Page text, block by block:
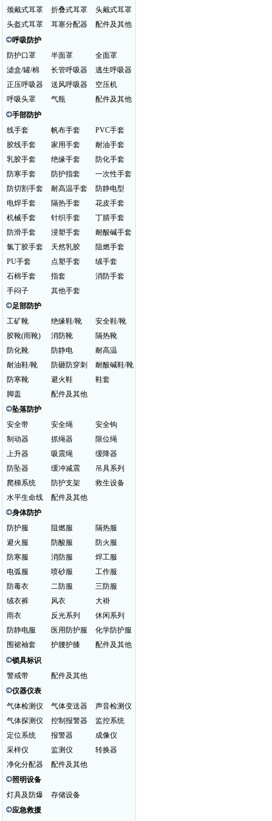
颈戴式耳罩
折叠式耳罩
头戴式耳罩
头盔式耳罩
耳塞分配器
配件及其他
呼吸防护
防护口罩
半面罩
全面罩
滤盒/罐/棉
长管呼吸器
逃生呼吸器
正压呼吸器
送风呼吸器
空压机
呼吸头罩
气瓶
配件及其他
手部防护
线手套
帆布手套
PVC手套
胶线手套
家用手套
耐油手套
乳胶手套
绝缘手套
防化手套
防寒手套
防护指套
一次性手套
防切割手套
耐高温手套
防静电型
电焊手套
隔热手套
花皮手套
机械手套
针织手套
丁腈手套
防滑手套
浸塑手套
耐酸碱手套
氯丁胶手套
天然乳胶
阻燃手套
PU手套
点塑手套
绒手套
石棉手套
指套
消防手套
手闷子
其他手套
足部防护
工矿靴
绝缘鞋/靴
安全鞋/靴
胶靴(雨靴)
消防靴
隔热靴
防化靴
防静电
耐高温
耐油鞋/靴
防砸防穿刺
耐酸碱鞋/靴
防寒靴
避火鞋
鞋套
脚盖
配件及其他
坠落防护
安全带
安全绳
安全钩
制动器
抓绳器
限位绳
上升器
吸震绳
缓降器
防坠器
缓冲减震
吊具系列
爬梯系统
防护支架
救生设备
水平生命线
配件及其他
身体防护
防护服
阻燃服
隔热服
避火服
防酸服
防火服
防寒服
消防服
焊工服
电弧服
喷砂服
工作服
防毒衣
二防服
三防服
绒衣裤
风衣
大褂
雨衣
反光系列
休闲系列
防静电服
医用防护服
化学防护服
围裙袖套
护腰护膝
配件及其他
锁具标识
警戒带
配件及其他
仪器仪表
气体检测仪
气体变送器
声音检测仪
气体探测仪
控制报警器
监控系统
定位系统
报警器
成像仪
采样仪
监测仪
转换器
净化分配器
配件及其他
照明设备
灯具及防爆
存储设备
应急救援